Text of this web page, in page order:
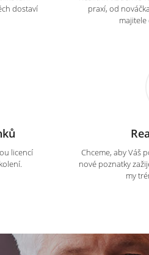
dostaví
praxí, od
majitele
licencí
Chceme, aby Váš
nové poznatky
my